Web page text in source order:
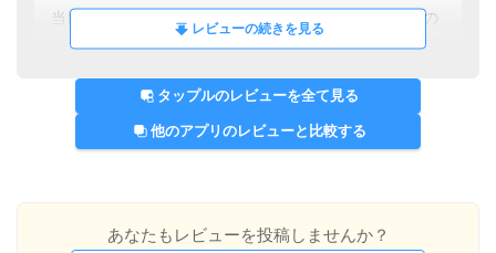
当日キャンセルされるケースも何度かありました。その
ため、会員の真剣度は他のアプリと比べてやや低いと感
レビューの続きを見る
タップルのレビューを全て見る
他のアプリのレビューと比較する
あなたもレビューを投稿しませんか？